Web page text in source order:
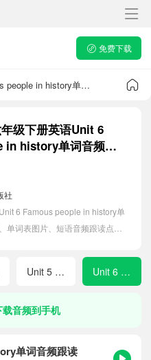
免费下载
沪教初中本地Unit 6 Famous people in history单词音频
级下册英语Unit 6
in history单词音频跟
社
6 Famous people in history单
单词表图片、短语音频跟读点
Unit 5 Green neighbourhood Unit 6 Famous people in history
音频到手机
单词音频跟读